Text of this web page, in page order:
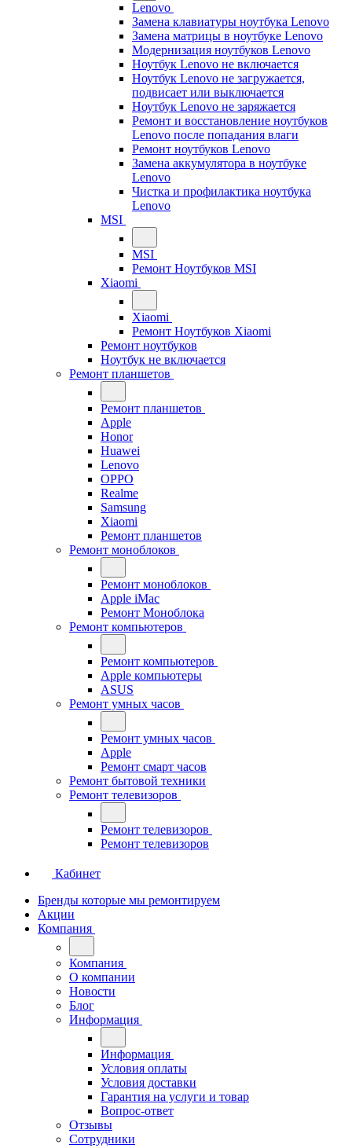
Lenovo
Замена клавиатуры ноутбука Lenovo
Замена матрицы в ноутбуке Lenovo
Модернизация ноутбуков Lenovo
Ноутбук Lenovo не включается
Ноутбук Lenovo не загружается,
подвисает или выключается
Ноутбук Lenovo не заряжается
Ремонт и восстановление ноутбуков
Lenovo после попадания влаги
Ремонт ноутбуков Lenovo
Замена аккумулятора в ноутбуке
Lenovo
Чистка и профилактика ноутбука
Lenovo
MSI
MSI
Ремонт Ноутбуков MSI
Xiaomi
Xiaomi
Ремонт Ноутбуков Xiaomi
Ремонт ноутбуков
Ноутбук не включается
Ремонт планшетов
Ремонт планшетов
Apple
Honor
Huawei
Lenovo
OPPO
Realme
Samsung
Xiaomi
Ремонт планшетов
Ремонт моноблоков
Ремонт моноблоков
Apple iMac
Ремонт Моноблока
Ремонт компьютеров
Ремонт компьютеров
Apple компьютеры
ASUS
Ремонт умных часов
Ремонт умных часов
Apple
Ремонт смарт часов
Ремонт бытовой техники
Ремонт телевизоров
Ремонт телевизоров
Ремонт телевизоров
Кабинет
Бренды которые мы ремонтируем
Акции
Компания
Компания
О компании
Новости
Блог
Информация
Информация
Условия оплаты
Условия доставки
Гарантия на услуги и товар
Вопрос-ответ
Отзывы
Сотрудники